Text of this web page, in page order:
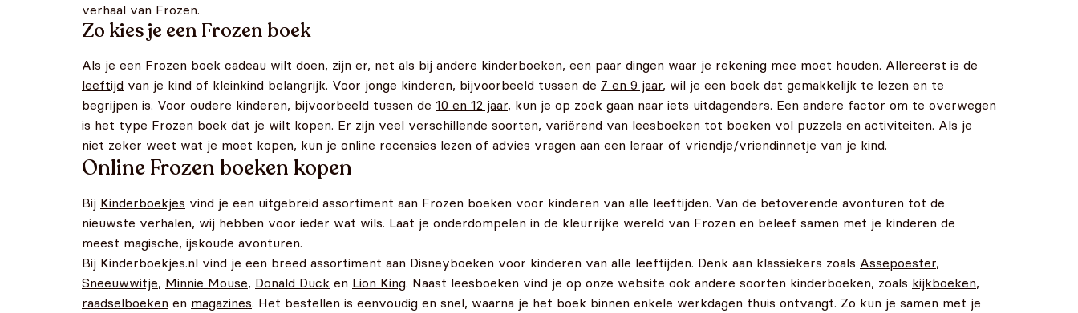
verhaal van Frozen.
Zo kies je een Frozen boek
Als je een Frozen boek cadeau wilt doen, zijn er, net als bij andere kinderboeken, een paar dingen waar je rekening mee moet houden. Allereerst is de
leeftijd van je kind of kleinkind belangrijk. Voor jonge kinderen, bijvoorbeeld tussen de 7 en 9 jaar, wil je een boek dat gemakkelijk te lezen en te
begrijpen is. Voor oudere kinderen, bijvoorbeeld tussen de 10 en 12 jaar, kun je op zoek gaan naar iets uitdagenders. Een andere factor om te overwegen
is het type Frozen boek dat je wilt kopen. Er zijn veel verschillende soorten, variërend van leesboeken tot boeken vol puzzels en activiteiten. Als je
niet zeker weet wat je moet kopen, kun je online recensies lezen of advies vragen aan een leraar of vriendje/vriendinnetje van je kind.
Online Frozen boeken kopen
Bij Kinderboekjes vind je een uitgebreid assortiment aan Frozen boeken voor kinderen van alle leeftijden. Van de betoverende avonturen tot de
nieuwste verhalen, wij hebben voor ieder wat wils. Laat je onderdompelen in de kleurrijke wereld van Frozen en beleef samen met je kinderen de
meest magische, ijskoude avonturen.
Bij Kinderboekjes.nl vind je een breed assortiment aan Disneyboeken voor kinderen van alle leeftijden. Denk aan klassiekers zoals Assepoester,
Sneeuwwitje, Minnie Mouse, Donald Duck en Lion King. Naast leesboeken vind je op onze website ook andere soorten kinderboeken, zoals kijkboeken,
raadselboeken en magazines. Het bestellen is eenvoudig en snel, waarna je het boek binnen enkele werkdagen thuis ontvangt. Zo kun je samen met je